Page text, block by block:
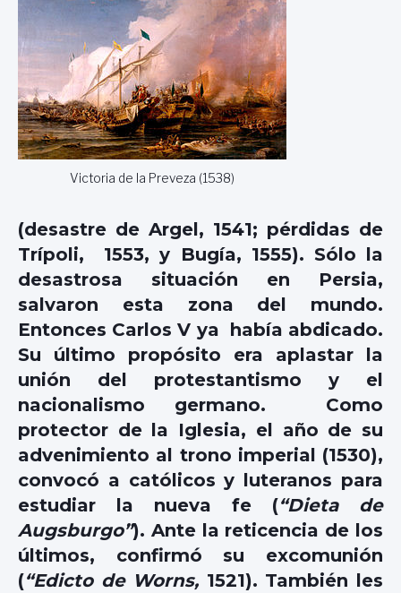
Victoria de la Preveza (1538)
(desastre de Argel, 1541; pérdidas de
Trípoli, 1553, y Bugía, 1555). Sólo la
desastrosa situación en Persia,
salvaron esta zona del mundo.
Entonces Carlos V ya había abdicado.
Su último propósito era aplastar la
unión del protestantismo y el
nacionalismo germano. Como
protector de la Iglesia, el año de su
advenimiento al trono imperial (1530),
convocó a católicos y luteranos para
estudiar la nueva fe (“Dieta de
Augsburgo”). Ante la reticencia de los
últimos, confirmó su excomunión
(“Edicto de Worns, 1521). También les